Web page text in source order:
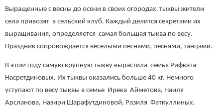
Выращенные с весны до осени в своих огородах тыквы жители
села привозят в сельский клуб. Каждый делится секретами их
выращивания, определяется самая большая тыква по весу.
Праздник сопровождается веселыми песнями, песнями, танцами.
В этом году самую крупную тыкву вырастила семья Рифката
Насретдиновых. Их тыквы оказались больше 40 кг. Немного
уступают по весу тыквы в семье Ирека Айметова, Наиля
Арсланова, Назири Шарафутдиновой, Разиля Фаткуллиных.